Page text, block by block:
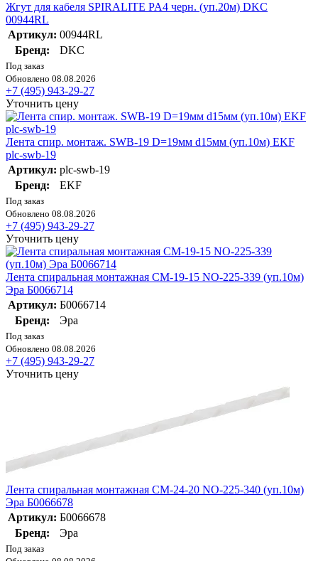
Жгут для кабеля SPIRALITE PA4 черн. (уп.20м) DKC
00944RL
Артикул: 00944RL
Бренд:
DKC
Под заказ
Обновлено 08.08.2026
+7 (495) 943-29-27
Уточнить цену
Лента спир. монтаж. SWB-19 D=19мм d15мм (уп.10м) EKF
plc-swb-19
Артикул: plc-swb-19
Бренд:
EKF
Под заказ
Обновлено 08.08.2026
+7 (495) 943-29-27
Уточнить цену
Лента спиральная монтажная СМ-19-15 NO-225-339 (уп.10м)
Эра Б0066714
Артикул: Б0066714
Бренд:
Эра
Под заказ
Обновлено 08.08.2026
+7 (495) 943-29-27
Уточнить цену
Лента спиральная монтажная СМ-24-20 NO-225-340 (уп.10м)
Эра Б0066678
Артикул: Б0066678
Бренд:
Эра
Под заказ